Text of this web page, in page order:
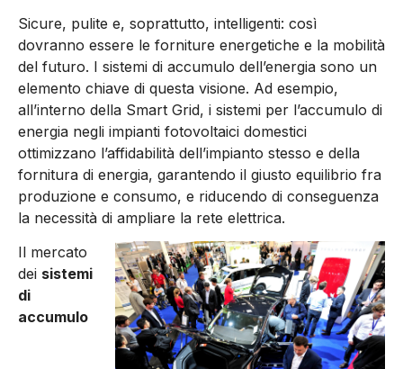
Sicure, pulite e, soprattutto, intelligenti: così
dovranno essere le forniture energetiche e la mobilità
del futuro. I sistemi di accumulo dell’energia sono un
elemento chiave di questa visione. Ad esempio,
all’interno della Smart Grid, i sistemi per l’accumulo di
energia negli impianti fotovoltaici domestici
ottimizzano l’affidabilità dell’impianto stesso e della
fornitura di energia, garantendo il giusto equilibrio fra
produzione e consumo, e riducendo di conseguenza
la necessità di ampliare la rete elettrica.
Il mercato
dei sistemi
di
accumulo